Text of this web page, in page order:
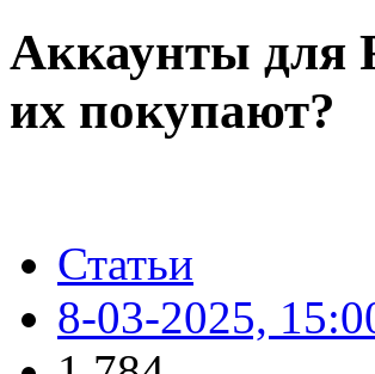
Аккаунты для
их покупают?
Статьи
8-03-2025,